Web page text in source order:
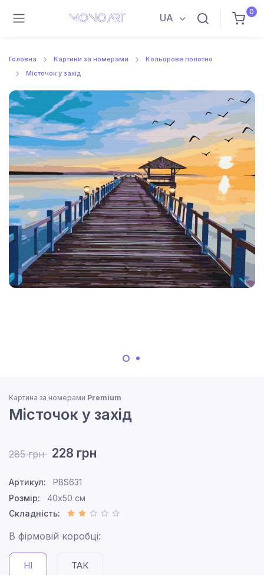
UA
0
Головна Картини за номерами
Кольорове полотно
Місточок у захід
Картина за номерами Premium
Місточок у захід
285 грн 228 грн
Артикул:
PBS631
Розмір:
40x50 см
Складність:
В фірмовій коробці:
НІ ТАК